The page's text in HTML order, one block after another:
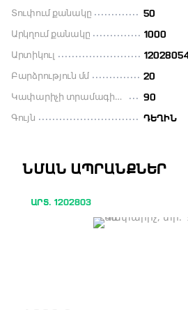
Տուփում քանակը 50
Արկղում քանակը 1000
Արտիկուլ 12028054
Բարձրություն մմ 20
Կափարիչի տրամագիծը մլ 90
Գույն ԴԵՂԻՆ
ՆՄԱՆ ԱՊՐԱՆՔՆԵՐ
ԱՐՏ. 1202803